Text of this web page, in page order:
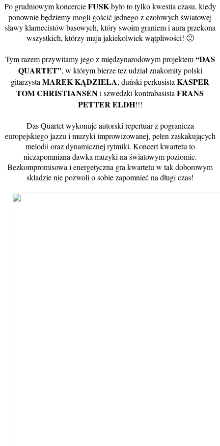
Po grudniowym koncercieFUSKbyło to tylko kwestia czasu, kiedy
ponownie będziemy mogli gościć jednego z czołowych światowej
sławy klarnecistów basowych, który swoim graniem i aura przekona
wszystkich, którzy maja jakiekolwiek wątpliwości! 🙂
Tym razem przywitamy jego z międzynarodowym projektem“DAS
QUARTET”, w którym bierze tez udział znakomity polski
gitarzystaMAREK KĄDZIELA, duński perkusistaKASPER
TOM CHRISTIANSENi szwedzki kontrabasistaFRANS
PETTER ELDH!!!
Das Quartet wykonuje autorski repertuar z pogranicza
europejskiego jazzu i muzyki improwizowanej, pełen zaskakujących
melodii oraz dynamicznej rytmiki. Koncert kwartetu to
niezapomniana dawka muzyki na światowym poziomie.
Bezkompromisowa i energetyczna gra kwartetu w tak doborowym
składzie nie pozwoli o sobie zapomnieć na długi czas!